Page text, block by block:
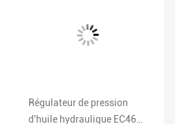
Régulateur de pression
d'huile hydraulique EC460